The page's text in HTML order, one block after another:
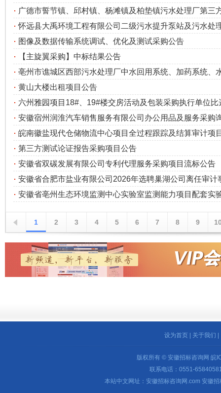
广德市誓节镇、邱村镇、杨滩镇及柏垫镇污水处理厂第三
怀远县大禹环境工程有限公司二级污水提升泵站及污水处
图像及数据传输系统调试、优化及测试采购公告
【主旋翼采购】中标结果公告
亳州市谯城区西部污水处理厂中水回用系统、加药系统、
黄山大楼出租项目公告
六州雅园项目18#、19#楼交房活动及包装采购执行单位比
安徽宿州润淮汽车销售服务有限公司办公用品及服务采购
皖南徽盐现代仓储物流中心项目全过程跟踪及结算审计项
第三方测试论证报告采购项目公告
安徽省双碳发展有限公司专利代理服务采购项目流标公告
安徽省合肥市盐业有限公司2026年选聘巢湖公司离任审计
安徽省亳州生态环境监测中心实验室监测能力项目配套实
1 2 3 4 5 6 7 8 9
设为首页 关于我们
版权所有 © 安徽招标咨询网 皖
联系电话：0551-
本站中文网址：安徽招标咨询网.com 安徽